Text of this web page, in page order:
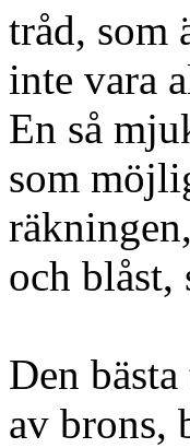
tråd, som
inte vara
En så
som
och blåst,
Den
av brons,